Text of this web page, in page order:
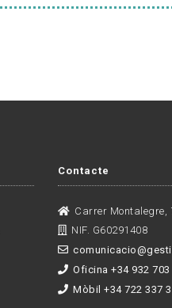
Contacte
Carrer Montalegre,
NIF. G60291408
Oficina +34 932 703
Mòbil +34 722 337